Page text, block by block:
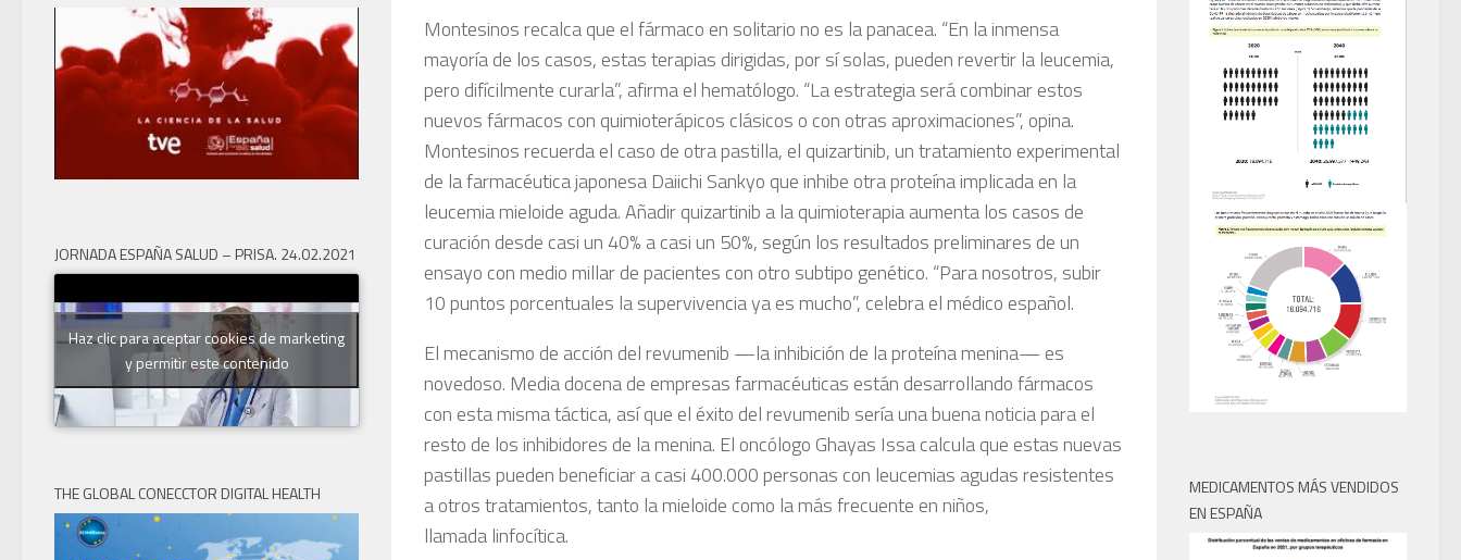
Montesinos recalca que el fármaco en solitario no es la panacea. “En la inmensa
mayoría de los casos, estas terapias dirigidas, por sí solas, pueden revertir la leucemia,
pero difícilmente curarla”, afirma el hematólogo. “La estrategia será combinar estos
nuevos fármacos con quimioterápicos clásicos o con otras aproximaciones”, opina.
Montesinos recuerda el caso de otra pastilla, el quizartinib, un tratamiento experimental
de la farmacéutica japonesa Daiichi Sankyo que inhibe otra proteína implicada en la
leucemia mieloide aguda. Añadir quizartinib a la quimioterapia aumenta los casos de
curación desde casi un 40% a casi un 50%, según los resultados preliminares de un
ensayo con medio millar de pacientes con otro subtipo genético. “Para nosotros, subir
10 puntos porcentuales la supervivencia ya es mucho”, celebra el médico español.
El mecanismo de acción del revumenib —la inhibición de la proteína menina— es
novedoso. Media docena de empresas farmacéuticas están desarrollando fármacos
con esta misma táctica, así que el éxito del revumenib sería una buena noticia para el
resto de los inhibidores de la menina. El oncólogo Ghayas Issa calcula que estas nuevas
pastillas pueden beneficiar a casi 400.000 personas con leucemias agudas resistentes
a otros tratamientos, tanto la mieloide como la más frecuente en niños,
llamada linfocítica.
JORNADA ESPAÑA SALUD – PRISA. 24.02.2021
Haz clic para aceptar cookies de marketing
y permitir este contenido
THE GLOBAL CONECCTOR DIGITAL HEALTH
MEDICAMENTOS MÁS VENDIDOS
EN ESPAÑA